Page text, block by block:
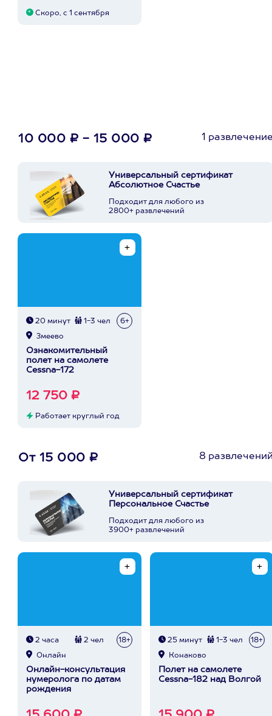
Скоро, с 1 сентября
10 000 ₽ - 15 000 ₽ 1
Универсальный сертификат
Абсолютное Счастье
Подходит для любого из
2800+ развлечений
20 минут 1-3 чел 6+
Змеево
Ознакомительный
полет на самолете
Cessna-172
12 750 ₽
Работает круглый год
От 15 000 ₽ 8
Универсальный сертификат
Персональное Счастье
Подходит для любого из
3900+ развлечений
2 часа 2 чел 18+
Онлайн
Онлайн-консультация
нумеролога по датам
рождения
25 минут 1-3 чел 18+
Конаково
Полет на самолете
Cessna-182 над Волгой